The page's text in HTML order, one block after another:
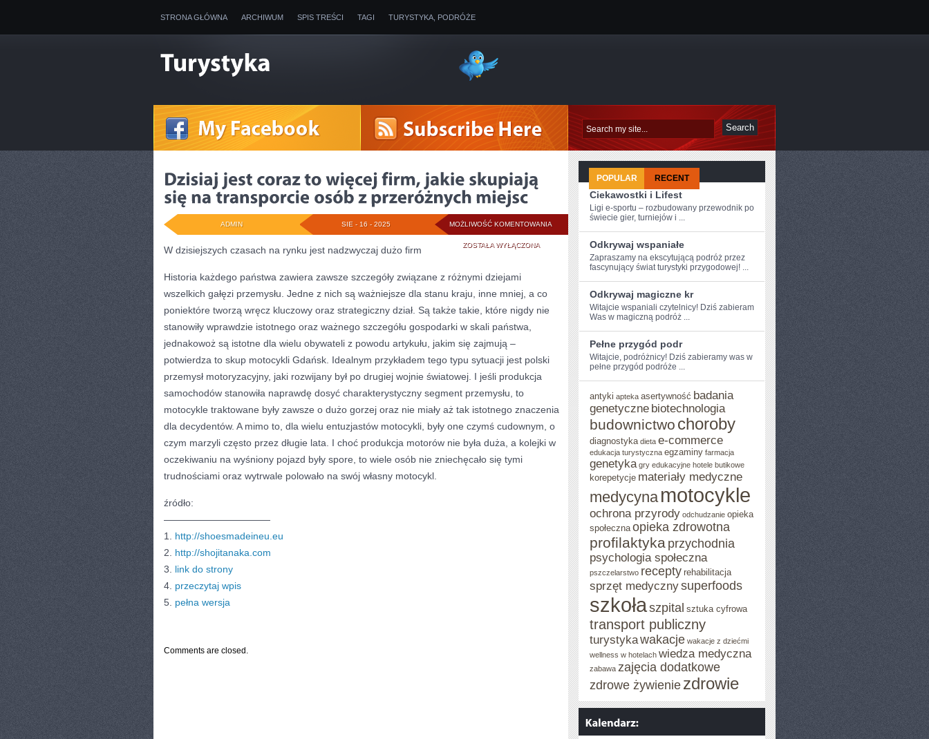
STRONA GŁÓWNA ARCHIWUM SPIS TREŚCI TAGI TURYSTYKA, PODRÓŻE
MOŻLIWOŚĆ KOMENTOWANIA DZISIAJ
JEST
CORAZ
WIĘCEJ
FIRM,
JAKIE
SKUPIAJĄ
NA
TRANSPORCIE
OSÓB
PRZERÓŻNYCH
MIEJSC
ZOSTAŁA WYŁĄCZONA
SIE - 16 - 2025
ADMIN
W dzisiejszych czasach na rynku jest nadzwyczaj dużo firm
Historia każdego państwa zawiera zawsze szczegóły związane z różnymi dziejami
wszelkich gałęzi przemysłu. Jedne z nich są ważniejsze dla stanu kraju, inne mniej, a co
poniektóre tworzą wręcz kluczowy oraz strategiczny dział. Są także takie, które nigdy nie
stanowiły wprawdzie istotnego oraz ważnego szczegółu gospodarki w skali państwa,
jednakowoż są istotne dla wielu obywateli z powodu artykułu, jakim się zajmują –
potwierdza to skup motocykli Gdańsk. Idealnym przykładem tego typu sytuacji jest polski
przemysł motoryzacyjny, jaki rozwijany był po drugiej wojnie światowej. I jeśli produkcja
samochodów stanowiła naprawdę dosyć charakterystyczny segment przemysłu, to
motocykle traktowane były zawsze o dużo gorzej oraz nie miały aż tak istotnego znaczenia
dla decydentów. A mimo to, dla wielu entuzjastów motocykli, były one czymś cudownym, o
czym marzyli często przez długie lata. I choć produkcja motorów nie była duża, a kolejki w
oczekiwaniu na wyśniony pojazd były spore, to wiele osób nie zniechęcało się tymi
trudnościami oraz wytrwale polowało na swój własny motocykl.
źródło:
———————————
1. http://shoesmadeineu.eu
2. http://shojitanaka.com
3. link do strony
4. przeczytaj wpis
5. pełna wersja
Comments are closed.
POPULAR RECENT
Ciekawostki i Lifest
Ligi e-sportu – rozbudowany przewodnik po
świecie gier, turniejów i ...
Odkrywaj wspaniałe
Zapraszamy na ekscytującą podróż przez
fascynujący świat turystyki przygodowej! ...
Odkrywaj magiczne kr
Witajcie wspaniali czytelnicy! Dziś zabieram
Was⁢ w magiczną podróż ...
Pełne przygód podr
Witajcie, podróżnicy! Dziś zabieramy was w
pełne przygód podróże​ ...
antyki apteka asertywność badania
genetyczne biotechnologia
budownictwo choroby
diagnostyka dieta e-commerce
edukacja turystyczna egzaminy farmacja
genetyka gry edukacyjne hotele butikowe
korepetycje materiały medyczne
medycyna motocykle
ochrona przyrody odchudzanie opieka
społeczna opieka zdrowotna
profilaktyka przychodnia
psychologia społeczna
pszczelarstwo recepty rehabilitacja
sprzęt medycznysuperfoods
szkołaszpital sztuka cyfrowa
transport publiczny
turystykawakacje wakacje z dziećmi
wellness w hotelach wiedza medyczna
zabawa zajęcia dodatkowe
zdrowe żywienie zdrowie